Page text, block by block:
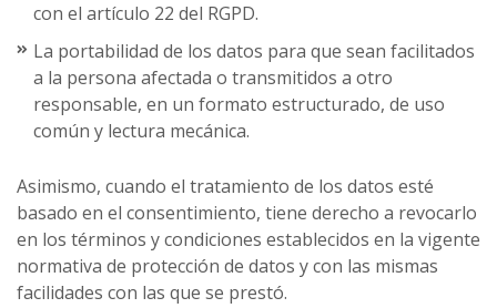
con el artículo 22 del RGPD.
La portabilidad de los datos para que sean facilitados
a la persona afectada o transmitidos a otro
responsable, en un formato estructurado, de uso
común y lectura mecánica.
Asimismo, cuando el tratamiento de los datos esté
basado en el consentimiento, tiene derecho a revocarlo
en los términos y condiciones establecidos en la vigente
normativa de protección de datos y con las mismas
facilidades con las que se prestó.